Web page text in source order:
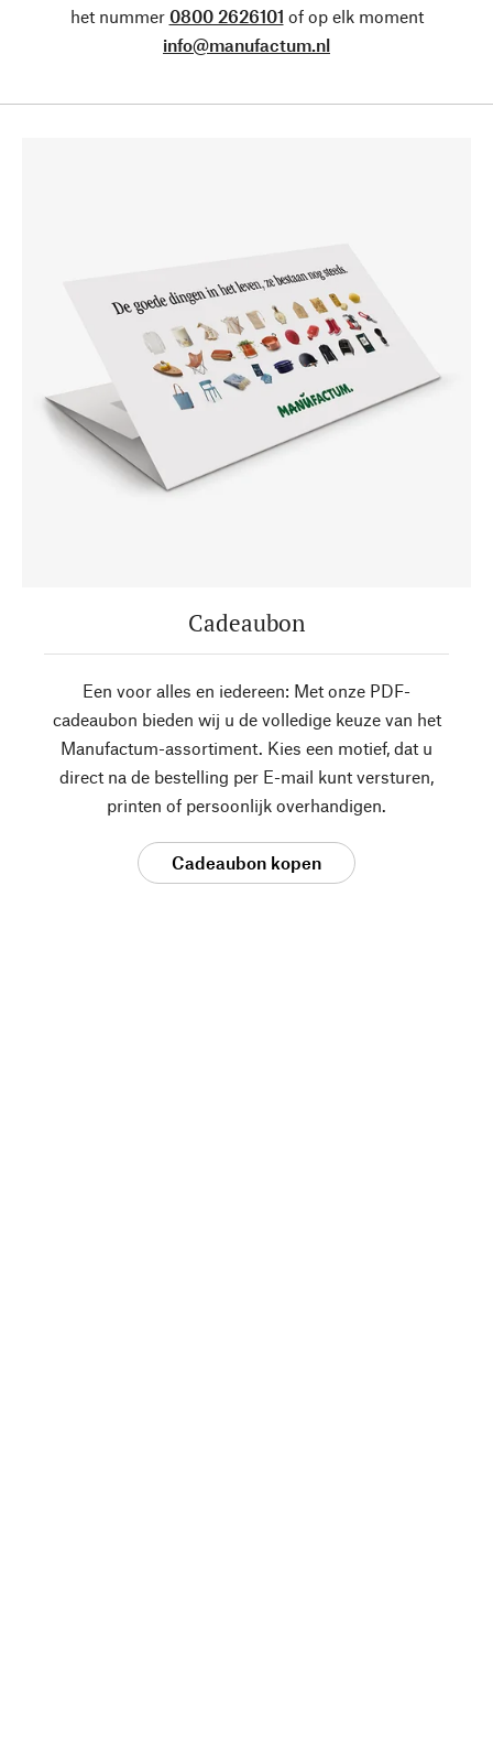
het nummer 0800 2626101 of op elk moment
info@manufactum.nl
Cadeaubon
Een voor alles en iedereen: Met onze PDF-
cadeaubon bieden wij u de volledige keuze van het
Manufactum-assortiment. Kies een motief, dat u
direct na de bestelling per E-mail kunt versturen,
printen of persoonlijk overhandigen.
Cadeaubon kopen